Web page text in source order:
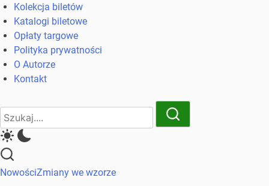
Kolekcja biletów
Katalogi biletowe
Opłaty targowe
Polityka prywatności
O Autorze
Kontakt
Close
Search
Search
NowościZmiany we wzorze